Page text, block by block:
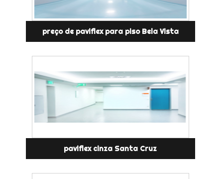
preço de paviflex para piso Bela Vista
paviflex cinza Santa Cruz